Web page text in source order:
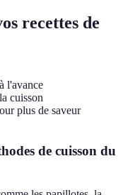
recettes de
l'avance
cuisson
plus de saveur
de cuisson du